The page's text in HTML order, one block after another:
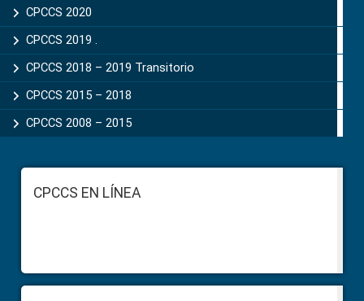
CPCCS 2020
CPCCS 2019 .
CPCCS 2018 – 2019 Transitorio
CPCCS 2015 – 2018
CPCCS 2008 – 2015
FooterCPCCS EN LÍNEA